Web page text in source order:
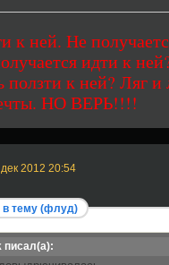
к ней. Не
идти к
к ней? Ляг и
НО ВЕРЬ!!!!
2012 20:54
в тему (флуд)
писал(а):